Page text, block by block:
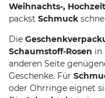
Weihnachts-,
packst Schmuck
Die
Schaumstoff-Rosen in
anderen Seite
Geschenke. Für
oder Ohrringe eignet